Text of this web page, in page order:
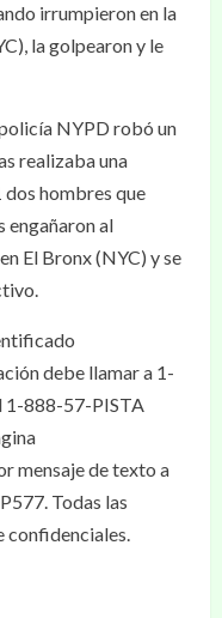
irrumpieron en la
la golpearon y le
NYPD robó un
realizaba una
dos hombres que
engañaron al
El Bronx (NYC) y se
debe llamar a 1-
1-888-57-PISTA
mensaje de texto a
Todas las
confidenciales.